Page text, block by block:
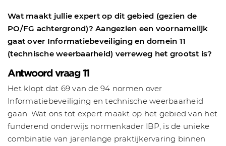
Wat maakt jullie expert op dit gebied (gezien de
PO/FG achtergrond)? Aangezien een voornamelijk
gaat over Informatiebeveiliging en domein 11
(technische weerbaarheid) verreweg het grootst is?
Antwoord vraag 11
Het klopt dat 69 van de 94 normen over
Informatiebeveiliging en technische weerbaarheid
gaan. Wat ons tot expert maakt op het gebied van het
funderend onderwijs normenkader IBP, is de unieke
combinatie van jarenlange praktijkervaring binnen